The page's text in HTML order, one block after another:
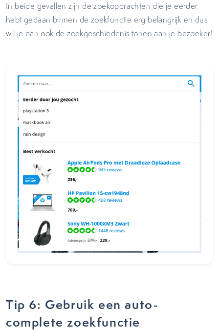
In beide gevallen zijn de zoekopdrachten die je eerder
hebt gedaan binnen de zoekfunctie erg belangrijk en dus
wil je dan ook de zoekgeschiedenis tonen aan je bezoeker!
Tip 6: Gebruik een auto-
complete zoekfunctie